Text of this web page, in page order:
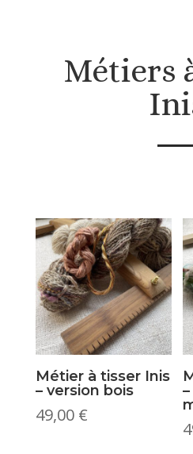
Métiers
Métier à tisser Inis
– version bois
49,00 €